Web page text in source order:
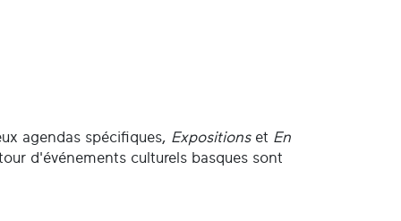
agendas spécifiques, Expositionset En
d'événements culturels basques sont